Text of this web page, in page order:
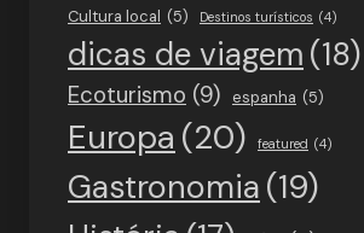
Cultura local (5) Destinos turísticos (4)
dicas de viagem (18)
Ecoturismo (9) espanha (5)
Europa (20) featured (4)
Gastronomia (19)